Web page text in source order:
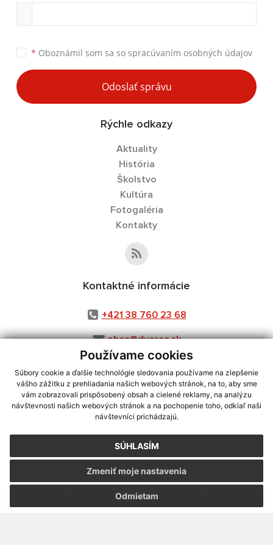
Používame cookies
Súbory cookie a ďalšie technológie sledovania používame na zlepšenie
vášho zážitku z prehliadania našich webových stránok, na to, aby sme
vám zobrazovali prispôsobený obsah a cielené reklamy, na analýzu
návštevnosti našich webových stránok a na pochopenie toho, odkiaľ naši
návštevníci prichádzajú.
SÚHLASÍM
Odmietam
Zmeniť moje nastavenia
* Oboznámil som sa so spracúvaním osobných údajov
Odoslať správu
Rýchle odkazy
Aktuality
História
Školstvo
Kultúra
Fotogaléria
Kontakty
Kontaktné informácie
+421 38 760 23 68
obec@dvorec.sk
využite možnosť získavania aktuálnych informácií s využitím RSS
CMS systém (redakčný) systém ECHELON 2,Mapa stránok,web portál
webex.digital, s.r.o.,domény,registrácia domény
Posledná aktualizácia:05.08.2026
Vytlačiť stránku|Vyhlásenie o prístupnosti